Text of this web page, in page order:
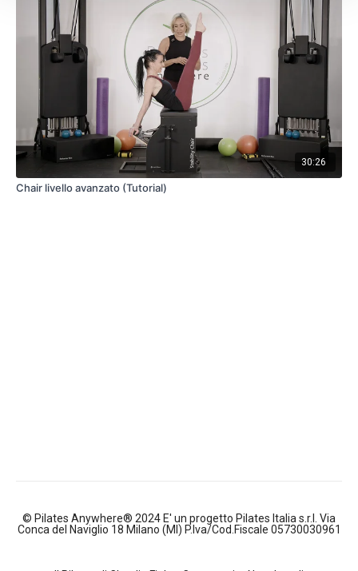
30:26
Chair livello avanzato (Tutorial)
© Pilates Anywhere® 2024 E' un progetto Pilates Italia s.r.l. Via
Conca del Naviglio 18 Milano (MI) P.Iva/Cod.Fiscale 05730030961